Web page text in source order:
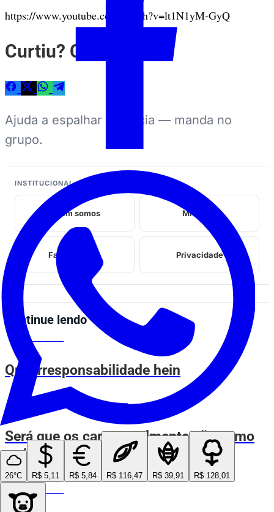
26°C R$ 5,11 R$ 5,84 R$ 116,47 R$ 39,91 R$ 128,01
https://www.youtube.com/watch?v=lt1N1yM-GyQ
Curtiu? Compartilhe
Ajuda a espalhar a notícia — manda no
grupo.
INSTITUCIONAL
Quem somos Midia kit
Fale conosco Privacidade
Continue lendo
VOVÔ DE OLHO
Que irresponsabilidade hein
Será que os carros realmente são como
as lanchas?